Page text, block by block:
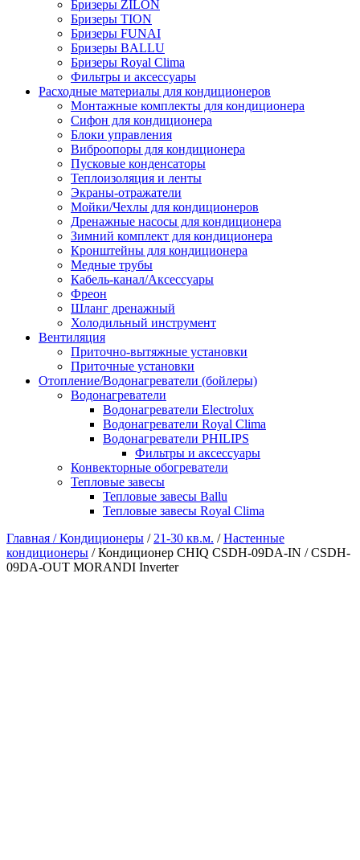
Бризеры ZILON
Бризеры TION
Бризеры FUNAI
Бризеры BALLU
Бризеры Royal Clima
Фильтры и аксессуары
Расходные материалы для кондиционеров
Монтажные комплекты для кондиционера
Сифон для кондиционера
Блоки управления
Виброопоры для кондиционера
Пусковые конденсаторы
Теплоизоляция и ленты
Экраны-отражатели
Мойки/Чехлы для кондиционеров
Дренажные насосы для кондиционера
Зимний комплект для кондиционера
Кронштейны для кондиционера
Медные трубы
Кабель-канал/Аксессуары
Фреон
Шланг дренажный
Холодильный инструмент
Вентиляция
Приточно-вытяжные установки
Приточные установки
Отопление/Водонагреватели (бойлеры)
Водонагреватели
Водонагреватели Electrolux
Водонагреватели Royal Clima
Водонагреватели PHILIPS
Фильтры и аксессуары
Конвекторные обогреватели
Тепловые завесы
Тепловые завесы Ballu
Тепловые завесы Royal Clima
Главная /Кондиционеры / 21-30 кв.м. /Настенные
кондиционеры / Кондиционер CHIQ CSDH-09DA-IN / CSDH-
09DA-OUT MORANDI Inverter